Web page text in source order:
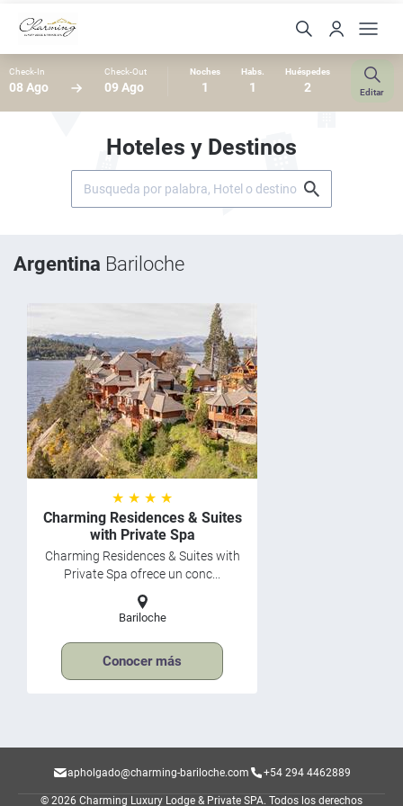
Check-In
08 Ago
Check-Out
09 Ago
Noches
1
Habs.
1
Huéspedes
2 Editar
Hoteles y Destinos
Argentina Bariloche
★ ★ ★ ★
Charming Residences & Suites
with Private Spa
Charming Residences & Suites with
Private Spa ofrece un conc...
Bariloche
Conocer más
apholgado@charming-bariloche.com +54 294 4462889
© 2026 Charming Luxury Lodge & Private SPA. Todos los derechos